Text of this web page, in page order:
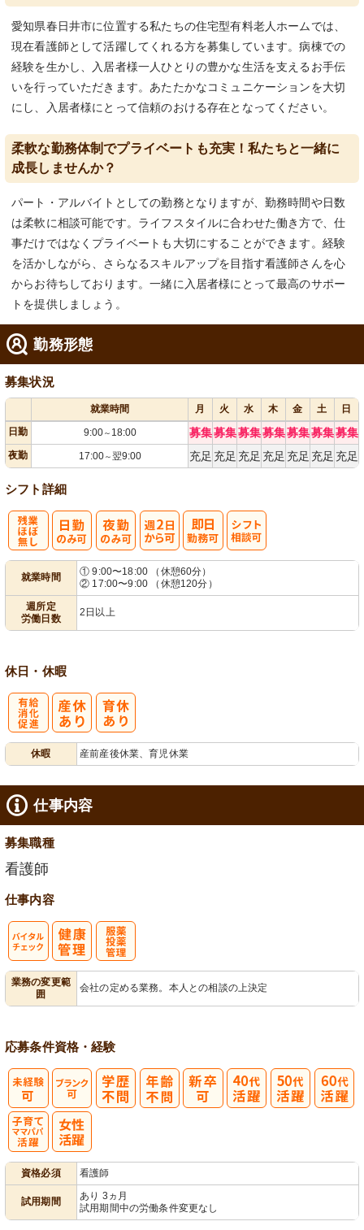
愛知県春日井市に位置する私たちの住宅型有料老人ホームでは、
現在看護師として活躍してくれる方を募集しています。病棟での
経験を生かし、入居者様一人ひとりの豊かな生活を支えるお手伝
いを行っていただきます。あたたかなコミュニケーションを大切
にし、入居者様にとって信頼のおける存在となってください。
柔軟な勤務体制でプライベートも充実！私たちと一緒に
成長しませんか？
パート・アルバイトとしての勤務となりますが、勤務時間や日数
は柔軟に相談可能です。ライフスタイルに合わせた働き方で、仕
事だけではなくプライベートも大切にすることができます。経験
を活かしながら、さらなるスキルアップを目指す看護師さんを心
からお待ちしております。一緒に入居者様にとって最高のサポー
トを提供しましょう。
勤務形態
募集状況
就業時間 月 火 水 木 金 土
日
日勤
9:00～ 18:00 募集募集募集募集募集募集募集
夜勤 17:00～翌9:00 充足 充足 充足 充足 充足 充足 充足
シフト詳細
就業時間
① 9:00〜18:00 （休憩60分）
② 17:00〜9:00 （休憩120分）
週所定
労働日数
2日以上
休日・休暇
休暇 産前産後休業、育児休業
仕事内容
募集職種
看護師
仕事内容
業務の変更範
囲
会社の定める業務。本人との相談の上決定
応募条件資格・経験
資格必須 看護師
試用期間
あり 3ヵ月
試用期間中の労働条件変更なし